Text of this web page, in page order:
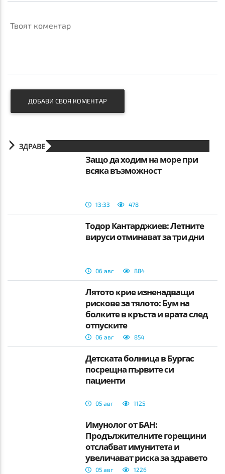
Твоят коментар
ДОБАВИ СВОЯ КОМЕНТАР
ЗДРАВЕ
Защо да ходим на море при
всяка възможност
13:33 478
Тодор Кантарджиев: Летните
вируси отминават за три дни
06 авг 884
Лятото крие изненадващи
рискове за тялото: Бум на
болките в кръста и врата след
отпуските
06 авг 854
Детската болница в Бургас
посрещна първите си
пациенти
05 авг 1125
Имунолог от БАН:
Продължителните горещини
отслабват имунитета и
увеличават риска за здравето
05 авг 1226